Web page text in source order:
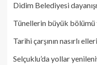
Didim Belediyesi
Tünellerin büyük bölümü
Tarihi çarşının nasırlı
Selçuklu’da yollar